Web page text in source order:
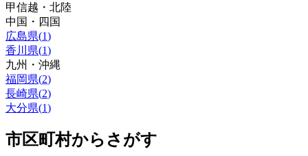
甲信越・北陸
中国・四国
広島県(1)
香川県(1)
九州・沖縄
福岡県(2)
長崎県(2)
大分県(1)
市区町村からさがす